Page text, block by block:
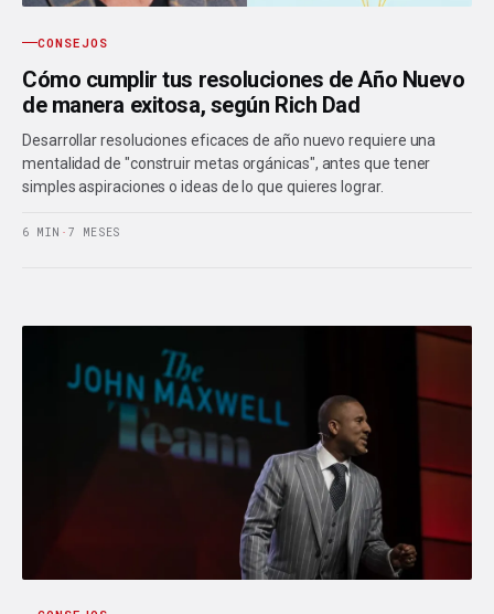
CONSEJOS
Cómo cumplir tus resoluciones de Año Nuevo
de manera exitosa, según Rich Dad
Desarrollar resoluciones eficaces de año nuevo requiere una
mentalidad de "construir metas orgánicas", antes que tener
simples aspiraciones o ideas de lo que quieres lograr.
6 MIN · 7 MESES